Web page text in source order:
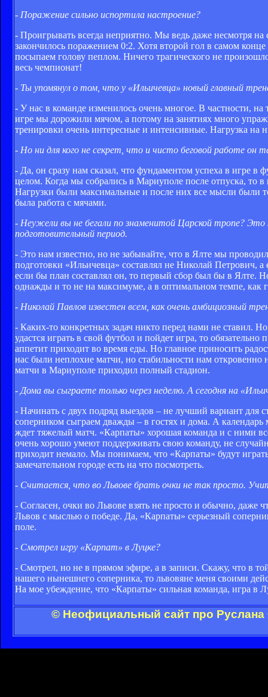
- Поражение сильно испортила настроение?
- Проигрывать всегда неприятно. Мы ведь даже несмотря
закончилось поражением 0:2. Хотя второй гол в самом
посыпаем голову пеплом. Ничего трагического не
весь чемпионат!
- Ты упомянул о том, что у «Ильичевца» новый главный
- У нас в команде изменилось очень многое. В частности,
игре мы дорожили мячом, а потому на занятиях много
тренировки очень интересные и интенсивные. Нагрузка на
- Но ни для кого не секрет, что и чисто беговой работе он
- Да, он сразу нам сказал, что фундаментом успеха в игре в
целом. Когда мы собрались в Мариуполе после отпуска, то
Нагрузки были максимальные и после них все мысли были
была работа с мячами.
- Неужели вы не бегали по знаменитой Царской тропе?
подготовительный период.
- Это нам известно, но не забывайте, что в Ялте мы
подготовки «Ильичевца» составлял не Николай Петрович,
если бы план составлял он, то первый сбор был бы в Ялте.
однажды и то не на максимуме, а в оптимальном темпе, как
- Николай Павлов известен всем, как очень амбициозный
- Каких-то конкретных задач никто перед нами не ставил.
удастся играть в свой футбол и пойдет игра, то
аппетит приходит во время еды. Но главное приносить
нас были неплохие матчи, но стабильности нам
матчи в Мариуполе приходил полный стадион.
- Дома вы сыграете только через неделю. А сегодня на
- Начинать с двух подряд выездов – не лучший вариант для
соперником сыграем дважды – в гостях и дома. А
ждет тяжелый матч. «Карпаты» хорошая команда и с ними
очень хорошо умеют поддерживать свою команду, не
приходит немало. Мы понимаем, что «Карпаты» будут
замечательном городе есть на что посмотреть.
- Считается, что во Львове брать очки не так просто.
- Согласен, очки во Львове взять не просто и обычно,
Львов с мыслью о победе. Да, «Карпаты» серьезный
поле.
- Смотрел игру «Карпат» в Луцке?
- Смотрел, но не в прямом эфире, а в записи. Скажу, что в
нашего нынешнего соперника, то львовяне меня своими
На мое убеждение, что «Карпаты» сильная команда, игра в
© Неофициальный сайт про